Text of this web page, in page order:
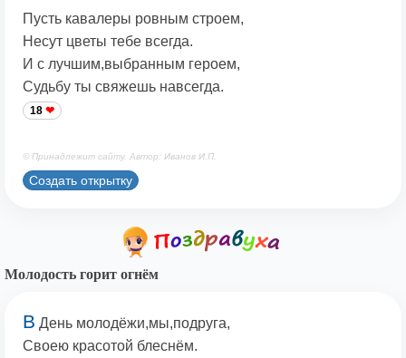
Пусть кавалеры ровным строем,
Несут цветы тебе всегда.
И с лучшим,выбранным героем,
Судьбу ты свяжешь навсегда.
18
© Принадлежит сайту. Автор: Иванов И.П.
Создать открытку
Молодость горит огнём
В День молодёжи,мы,подруга,
Своею красотой блеснём.